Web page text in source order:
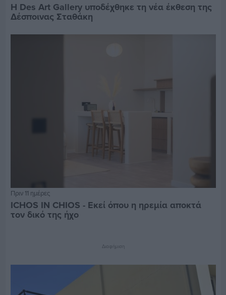
Η Des Art Gallery υποδέχθηκε τη νέα έκθεση της
Δέσποινας Σταθάκη
Πριν 11 ημέρες
ICHOS IN CHIOS - Εκεί όπου η ηρεμία αποκτά
τον δικό της ήχο
Διαφήμιση